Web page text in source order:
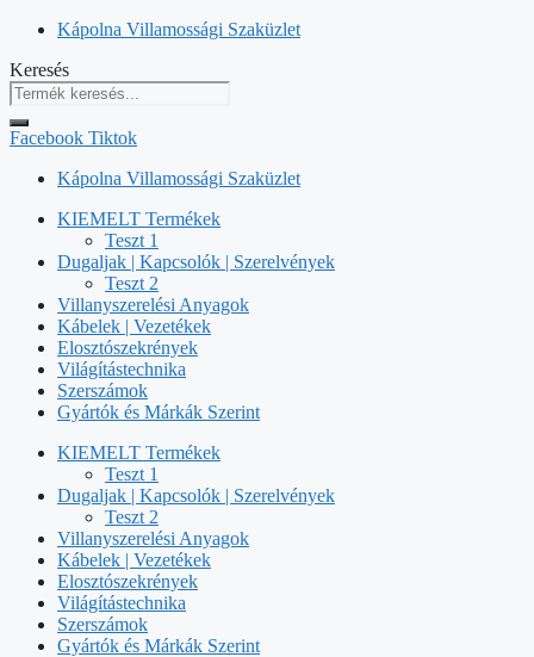
Kilépés
tartalomba
Kápolna Villamossági Szaküzlet
Keresés
Facebook Tiktok
Kápolna Villamossági Szaküzlet
KIEMELT Termékek
Teszt 1
Dugaljak | Kapcsolók | Szerelvények
Teszt 2
Villanyszerelési Anyagok
Kábelek | Vezetékek
Elosztószekrények
Világítástechnika
Szerszámok
Gyártók és Márkák Szerint
KIEMELT Termékek
Teszt 1
Dugaljak | Kapcsolók | Szerelvények
Teszt 2
Villanyszerelési Anyagok
Kábelek | Vezetékek
Elosztószekrények
Világítástechnika
Szerszámok
Gyártók és Márkák Szerint